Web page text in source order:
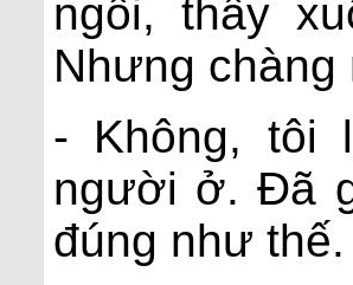
ngôi, thầy
Nhưng chàng
- Không,
người ở. Đã
đúng như thế.